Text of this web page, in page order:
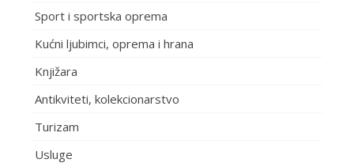
Sport i sportska oprema
Kućni ljubimci, oprema i hrana
Knjižara
Antikviteti, kolekcionarstvo
Turizam
Usluge